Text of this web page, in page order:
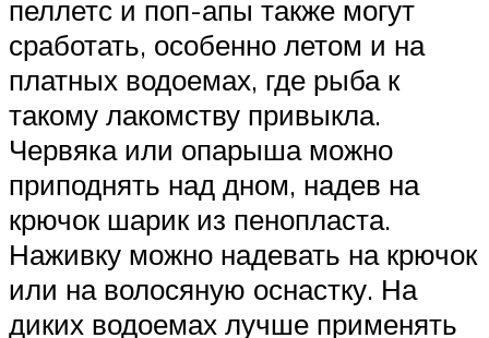
пеллетс и поп-апы также могут
сработать, особенно летом и на
платных водоемах, где рыба к
такому лакомству привыкла.
Червяка или опарыша можно
приподнять над дном, надев на
крючок шарик из пенопласта.
Наживку можно надевать на крючок
или на волосяную оснастку. На
диких водоемах лучше применять